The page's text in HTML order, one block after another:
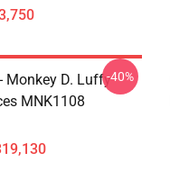
Monkey D. Luffy
MNK1108
-40%